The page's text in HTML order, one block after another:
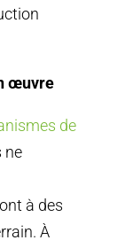
œuvre
de
ne
à des
À